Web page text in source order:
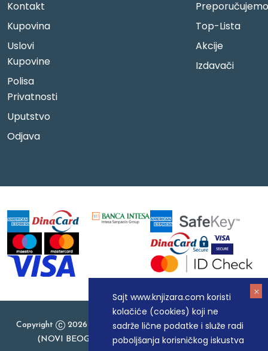
Sajt www.knjizara.com koristi
kolačiće (cookies) koji ne
sadrže lične podatke i služe radi
poboljšanja korisničkog iskustva
Kontakt
Kupovina
Uslovi
Kupovine
Polisa
Privatnosti
Uputstvo
Odjava
Preporučujemo
Top-Lista
Akcije
Izdavači
Copyright
2026 Knjizara.com - MAKART DOO BEOGRAD
(NOVI BEOGRAD), PIB: 105184104, MB: 20337524